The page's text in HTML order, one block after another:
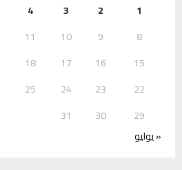
1
2
3
4
8
9
10
11
15
16
17
18
22
23
24
25
29
30
31
« يوليو